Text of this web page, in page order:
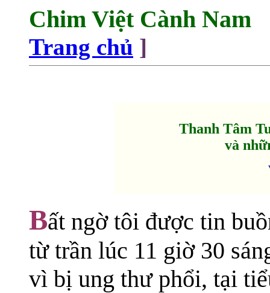
Chim Việt Cành Nam
Trang chủ ]
Thanh Tâm
và
Bất ngờ tôi được tin
từ trần lúc 11 giờ 30
vì bị ung thư phổi, tại